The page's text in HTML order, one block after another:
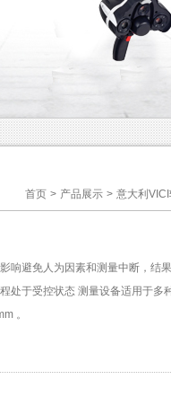
首页 > 产品展示 > 意大利
响避免人为因素和测量中断，结
处于受控状态 测量设备适用于多
。